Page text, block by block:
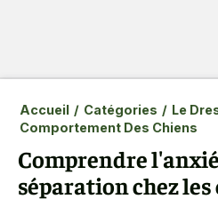
Accueil / Catégories / Le
Comportement Des Chiens
Comprendre
séparation chez